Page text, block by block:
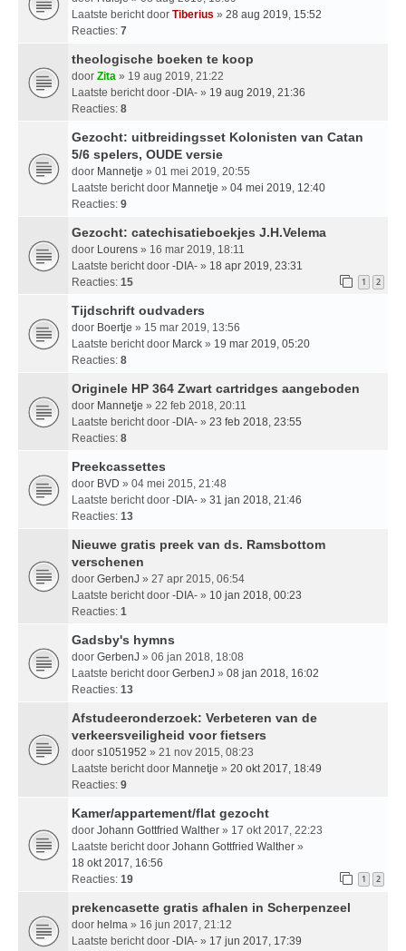
Laatste bericht door Tiberius » 28 aug 2019, 15:52
Reacties: 7
theologische boeken te koop
door Zita » 19 aug 2019, 21:22
Laatste bericht door -DIA- » 19 aug 2019, 21:36
Reacties: 8
Gezocht: uitbreidingsset Kolonisten van Catan
5/6 spelers, OUDE versie
door Mannetje » 01 mei 2019, 20:55
Laatste bericht door Mannetje » 04 mei 2019, 12:40
Reacties: 9
Gezocht: catechisatieboekjes J.H.Velema
door Lourens » 16 mar 2019, 18:11
Laatste bericht door -DIA- » 18 apr 2019, 23:31
Reacties: 15 1 2
Tijdschrift oudvaders
door Boertje » 15 mar 2019, 13:56
Laatste bericht door Marck » 19 mar 2019, 05:20
Reacties: 8
Originele HP 364 Zwart cartridges aangeboden
door Mannetje » 22 feb 2018, 20:11
Laatste bericht door -DIA- » 23 feb 2018, 23:55
Reacties: 8
Preekcassettes
door BVD » 04 mei 2015, 21:48
Laatste bericht door -DIA- » 31 jan 2018, 21:46
Reacties: 13
Nieuwe gratis preek van ds. Ramsbottom
verschenen
door GerbenJ » 27 apr 2015, 06:54
Laatste bericht door -DIA- » 10 jan 2018, 00:23
Reacties: 1
Gadsby's hymns
door GerbenJ » 06 jan 2018, 18:08
Laatste bericht door GerbenJ » 08 jan 2018, 16:02
Reacties: 13
Afstudeeronderzoek: Verbeteren van de
verkeersveiligheid voor fietsers
door s1051952 » 21 nov 2015, 08:23
Laatste bericht door Mannetje » 20 okt 2017, 18:49
Reacties: 9
Kamer/appartement/flat gezocht
door Johann Gottfried Walther » 17 okt 2017, 22:23
Laatste bericht door Johann Gottfried Walther »
18 okt 2017, 16:56
Reacties: 19 1 2
prekencasette gratis afhalen in Scherpenzeel
door helma » 16 jun 2017, 21:12
Laatste bericht door -DIA- » 17 jun 2017, 17:39